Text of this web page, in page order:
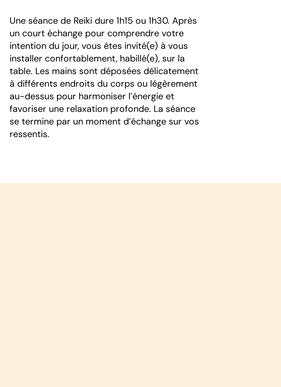
Une séance de Reiki dure 1h15 ou 1h30. Après
un court échange pour comprendre votre
intention du jour, vous êtes invité(e) à vous
installer confortablement, habillé(e), sur la
table. Les mains sont déposées délicatement
à différents endroits du corps ou légèrement
au-dessus pour harmoniser l’énergie et
favoriser une relaxation profonde. La séance
se termine par un moment d’échange sur vos
ressentis.